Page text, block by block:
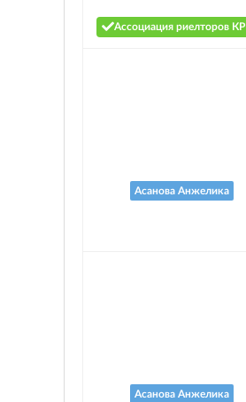
Ассоциация риелторов КР
Асанова Анжелика
Асанова Анжелика